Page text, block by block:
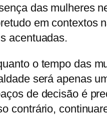
das mulheres
em contextos
acentuadas.
o tempo das
será apenas
de decisão é
contrário,